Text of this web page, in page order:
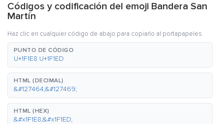
Códigos y codificación del emoji Bandera San
Martín
Haz clic en cualquier código de abajo para copiarlo al portapapeles.
PUNTO DE CÓDIGO
U+1F1E8 U+1F1ED
HTML (DECIMAL)
&#127464;&#127469;
HTML (HEX)
&#x1F1E8;&#x1F1ED;